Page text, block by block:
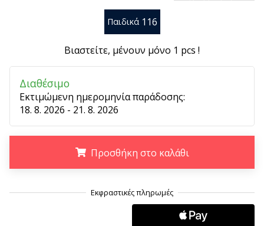
χάντμπολ
μας
Είσαι
λάτρης
του
εμείς;
πρεσβευτής/
Παιδικά 116
Βιαστείτε, μένουν μόνο 1 pcs !
Διαθέσιμο
Εκτιμώμενη ημερομηνία παράδοσης:
18. 8. 2026 - 21. 8. 2026
Προσθήκη στο καλάθι